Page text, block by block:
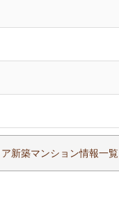
新築マンション情報一覧